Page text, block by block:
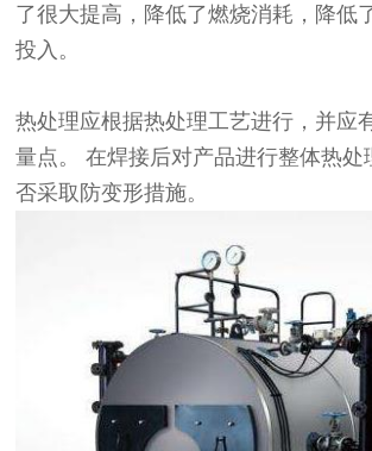
了很大提高，降低了燃烧消耗，降低
投入。
热处理应根据热处理工艺进行，并应
量点。 在焊接后对产品进行整体热处
否采取防变形措施。